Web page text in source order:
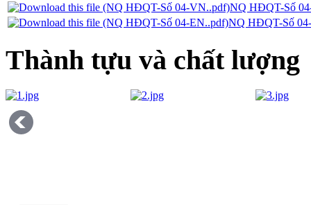
NQ HĐQT-Số
NQ HĐQT-Số
Thành tựu và chất lượng